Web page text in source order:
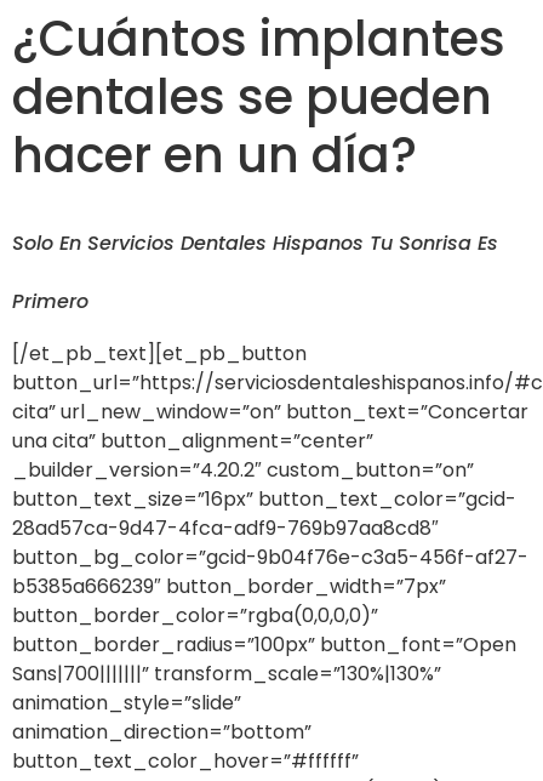
¿Cuántos implantes
dentales se pueden
hacer en un día?
Solo En Servicios Dentales Hispanos Tu Sonrisa Es
Primero
[/et_pb_text][et_pb_button
button_url=”https://serviciosdentaleshispanos.info/
cita” url_new_window=”on” button_text=”Concertar
una cita” button_alignment=”center”
_builder_version=”4.20.2″ custom_button=”on”
button_text_size=”16px” button_text_color=”gcid-
28ad57ca-9d47-4fca-adf9-769b97aa8cd8″
button_bg_color=”gcid-9b04f76e-c3a5-456f-af27-
b5385a666239″ button_border_width=”7px”
button_border_color=”rgba(0,0,0,0)”
button_border_radius=”100px” button_font=”Open
Sans|700|||||||” transform_scale=”130%|130%”
animation_style=”slide”
animation_direction=”bottom”
button_text_color_hover=”#ffffff”